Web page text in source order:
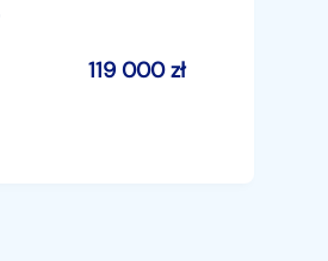
119 000zł